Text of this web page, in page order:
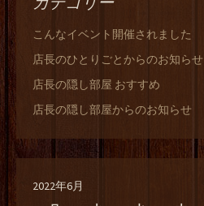
こんなイベント開催されました
店長のひとりごとからのお知らせ
店長の隠し部屋 おすすめ
店長の隠し部屋からのお知らせ
2022年6月